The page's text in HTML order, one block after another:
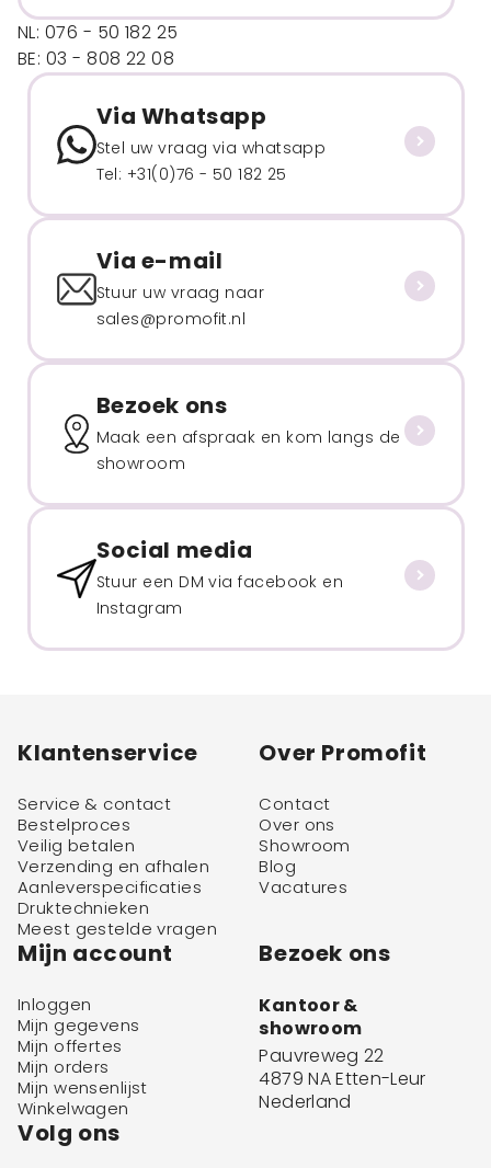
NL: 076 - 50 182 25
BE: 03 - 808 22 08
Via Whatsapp
Stel uw vraag via whatsapp
Tel: +31(0)76 - 50 182 25
Via e-mail
Stuur uw vraag naar
sales@promofit.nl
Bezoek ons
Maak een afspraak en kom langs de
showroom
Social media
Stuur een DM via facebook en
Instagram
Klantenservice
Service & contact
Bestelproces
Veilig betalen
Verzending en afhalen
Aanleverspecificaties
Druktechnieken
Meest gestelde vragen
Over Promofit
Contact
Over ons
Showroom
Blog
Vacatures
Mijn account
Inloggen
Mijn gegevens
Mijn offertes
Mijn orders
Mijn wensenlijst
Winkelwagen
Bezoek ons
Kantoor &
showroom
Pauvreweg 22
4879 NA Etten-Leur
Nederland
Volg ons